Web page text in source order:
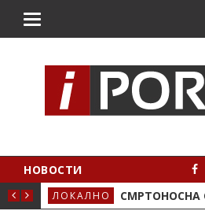
НОВОСТИ
ЛОКАЛНО СМРТОНОСНА СООБРАЌАЈКА ВО